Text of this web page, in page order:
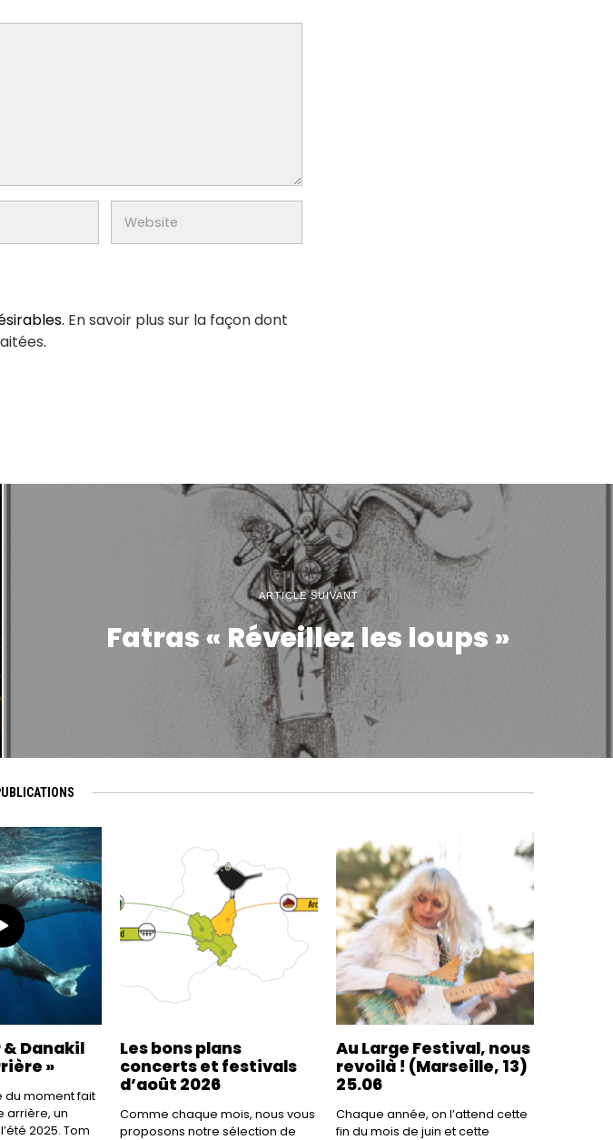
En savoir plus sur la façon dont
.
ARTICLE SUIVANT
Fatras « Réveillez les loups »
& Danakil
»
du moment fait
arrière, un
2025. Tom
Les bons plans
concerts et festivals
d’août 2026
Comme chaque mois, nous vous
proposons notre sélection de
Au Large Festival, nous
revoilà ! (Marseille, 13)
25.06
Chaque année, on l’attend cette
fin du mois de juin et cette